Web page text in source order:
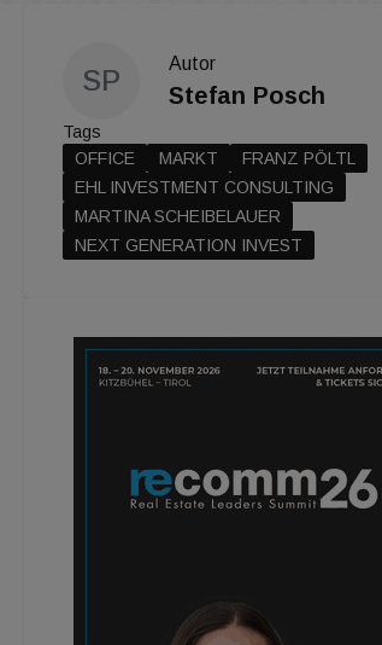
SP
Autor
Stefan Posch
Tags
OFFICE
MARKT
FRANZ PÖLTL
EHL INVESTMENT CONSULTING
MARTINA SCHEIBELAUER
NEXT GENERATION INVEST